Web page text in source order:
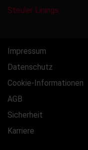
Steuler Linings
Impressum
Datenschutz
Cookie-Informationen
AGB
Sicherheit
Karriere